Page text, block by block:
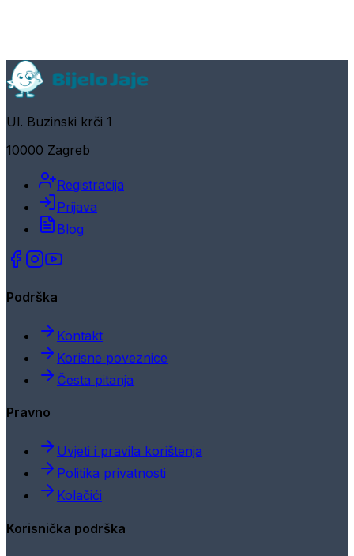
Ul. Buzinski krči 1
10000 Zagreb
Registracija
Prijava
Blog
Podrška
Kontakt
Korisne poveznice
Česta pitanja
Pravno
Uvjeti i pravila korištenja
Politika privatnosti
Kolačići
Korisnička podrška